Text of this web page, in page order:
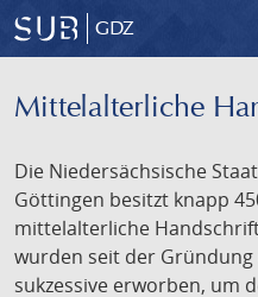
GDZ
Mittelalterliche
Die Niedersächsische
Göttingen besitzt knapp
mittelalterliche
wurden seit der Gründung
sukzessive erworben, um